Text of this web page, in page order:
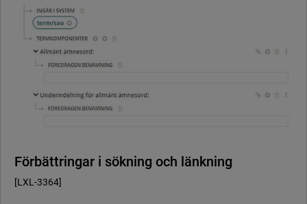
Förbättringar i sökning och länkning
[LXL-3364]